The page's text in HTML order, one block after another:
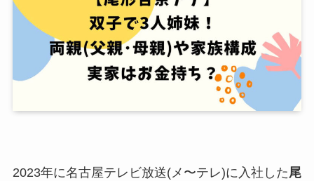
2023年に名古屋テレビ放送(メ〜テレ)に入社した尾